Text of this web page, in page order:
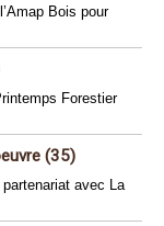
Bois pour
Forestier
(35)
partenariat avec La